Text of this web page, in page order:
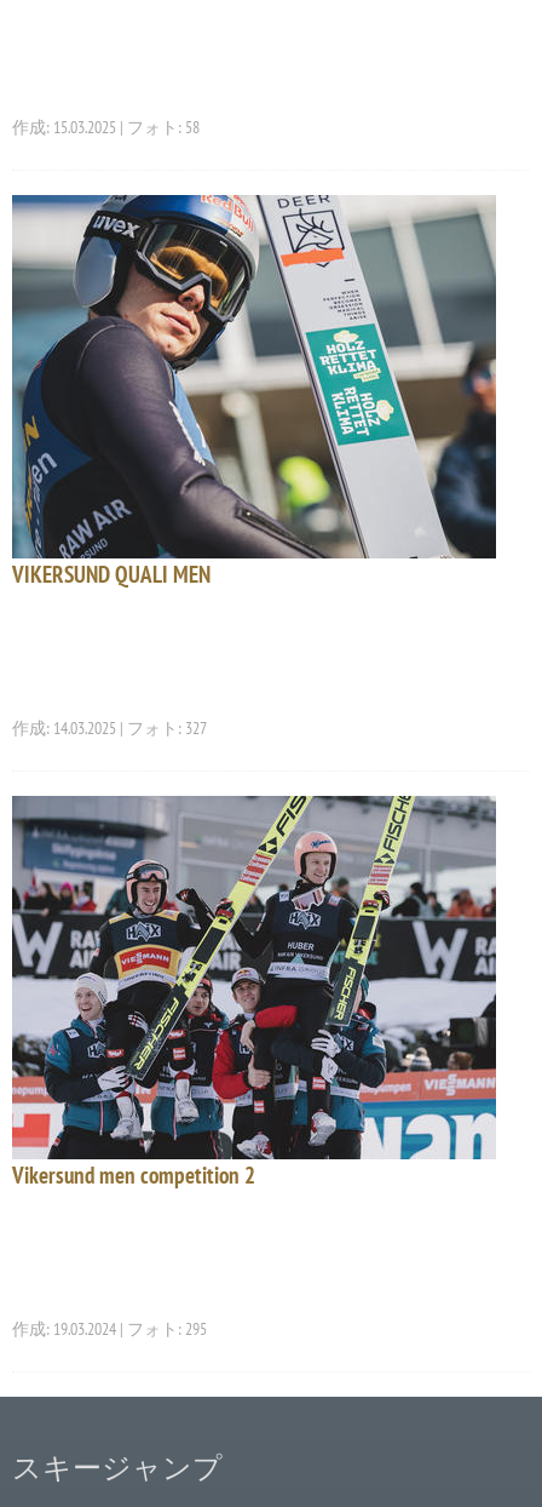
作成: 15.03.2025 | フォト: 58
VIKERSUND QUALI MEN
作成: 14.03.2025 | フォト: 327
Vikersund men competition 2
作成: 19.03.2024 | フォト: 295
スキージャンプ